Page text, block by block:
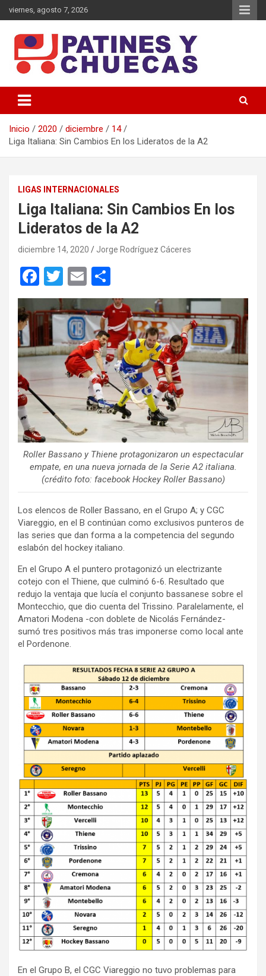
Saltar
al
viernes, agosto 7, 2026
Patines y Chuecas
Inicio 2020 diciembre
14
Liga Italiana: Sin Cambios En los Lideratos de la A2
LIGAS INTERNACIONALES
Liga Italiana: Sin Cambios En los
Lideratos de la A2
diciembre 14, 2020 Jorge Rodríguez Cáceres
F
a
ce
b
o
o
k
T
wi
tt
er
E
m
ail
o
m
p
ar
tir
Roller Bassano y Thiene protagonizaron un espectacular
empate, en una nueva jornada de la Serie A2 italiana.
(crédito foto: facebook Hockey Roller Bassano)
Los elencos de Roller Bassano, en el Grupo A; y CGC
Viareggio, en el B continúan como exclusivos punteros de
las series que dan forma a la competencia del segundo
eslabón del hockey italiano.
En el Grupo A el puntero protagonizó un electrizante
cotejo con el Thiene, que culminó 6-6. Resultado que
redujo la ventaja que lucía el conjunto bassanese sobre el
Montecchio, que dio cuenta del Trissino. Paralelamente, el
Amatori Modena -con doblete de Nicolás Fernández-
sumó tres positivos más tras imponerse como local ante
el Pordenone.
En el Grupo B, el CGC Viareggio no tuvo problemas para